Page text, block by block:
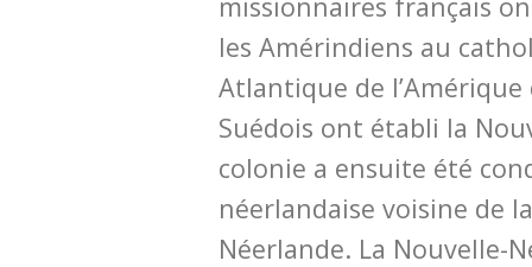
les Amérindiens au
Atlantique de
Suédois ont établi la
colonie a ensuite été
néerlandaise voisine de
Néerlande. La Nouvelle-